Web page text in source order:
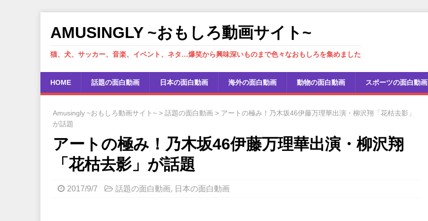
AMUSINGLY ~おもしろ動画サイト~
猫、犬、サッカー、音楽、イベント、ネタ…爆笑から興味深いものまで色々なおもしろを集めました
HOME 話題の面白動画 日本の面白動画 海外の面白動画 動物の面白動画 スポーツの面白動画
Amusingly ~おもしろ動画サイト~ > 話題の面白動画 > アートの極み！乃木坂46伊藤万理華出演・柳沢翔「花枯去影」
が話題
アートの極み！乃木坂46伊藤万理華出演・柳沢翔
「花枯去影」が話題
2017/9/7 話題の面白動画, 日本の面白動画